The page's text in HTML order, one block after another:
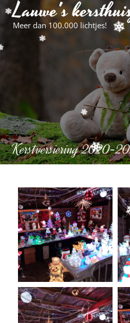
to
content
Lauwe's
Meer dan 100.000 lichtjes!
Kerstversiering 2020-